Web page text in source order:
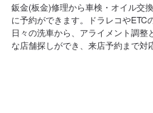
鈑金(板金)修理から車検・オイル交
に予約ができます。ドラレコやETC
日々の洗車から、アライメント調
な店舗探しができ、来店予約まで対